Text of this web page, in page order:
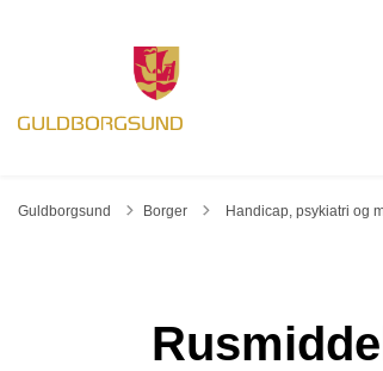
Guldborgsund Borger Tilbage til
Handicap, psykiatri og